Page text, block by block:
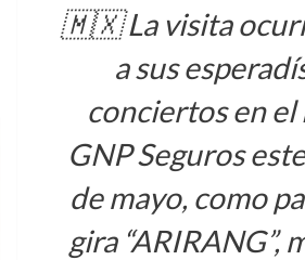
🇲🇽 La visita
a sus
conciertos en el
GNP Seguros
de mayo, como
gira “ARIRANG”,